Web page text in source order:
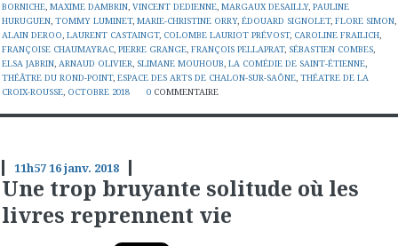
BORNICHE, MAXIME DAMBRIN, VINCENT DEDIENNE, MARGAUX DESAILLY, PAULINE
HURUGUEN, TOMMY LUMINET, MARIE-CHRISTINE ORRY, ÉDOUARD SIGNOLET, FLORE SIMON,
ALAIN DEROO, LAURENT CASTAINGT, COLOMBE LAURIOT PRÉVOST, CAROLINE FRAILICH,
FRANÇOISE CHAUMAYRAC, PIERRE GRANGE, FRANÇOIS PELLAPRAT, SÉBASTIEN COMBES,
ELSA JABRIN, ARNAUD OLIVIER, SLIMANE MOUHOUB, LA COMÉDIE DE SAINT-ÉTIENNE,
THÉÂTRE DU ROND-POINT, ESPACE DES ARTS DE CHALON-SUR-SAÔNE, THÉATRE DE LA
CROIX-ROUSSE, OCTOBRE 2018 0 COMMENTAIRE
11h5716janv. 2018
Une trop bruyante solitude où les
livres reprennent vie